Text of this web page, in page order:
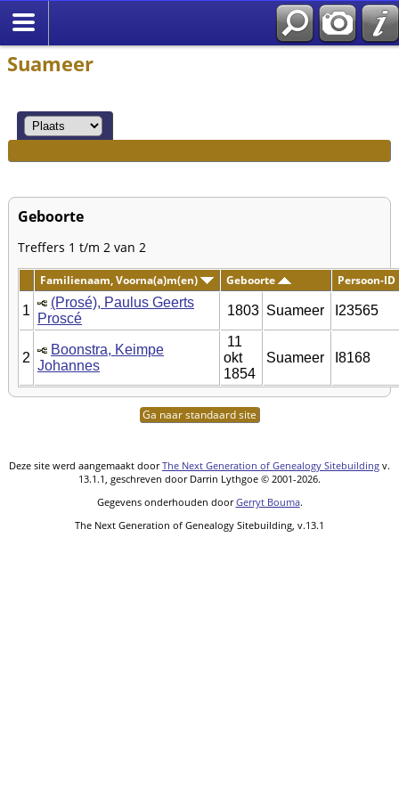
Suameer
Geboorte
Treffers 1 t/m 2 van 2
Familienaam, Voorna(a)m(en) Geboorte
Persoon-ID
1
(Prosé), Paulus Geerts
Proscé
1803 Suameer I23565
2
Boonstra, Keimpe
Johannes
11
okt
1854
Suameer I8168
Ga naar standaard site
Deze site werd aangemaakt doorThe Next Generation of Genealogy Sitebuilding v.
13.1.1, geschreven door Darrin Lythgoe © 2001-2026.
Gegevens onderhouden doorGerryt Bouma.
The Next Generation of Genealogy Sitebuilding, v.13.1